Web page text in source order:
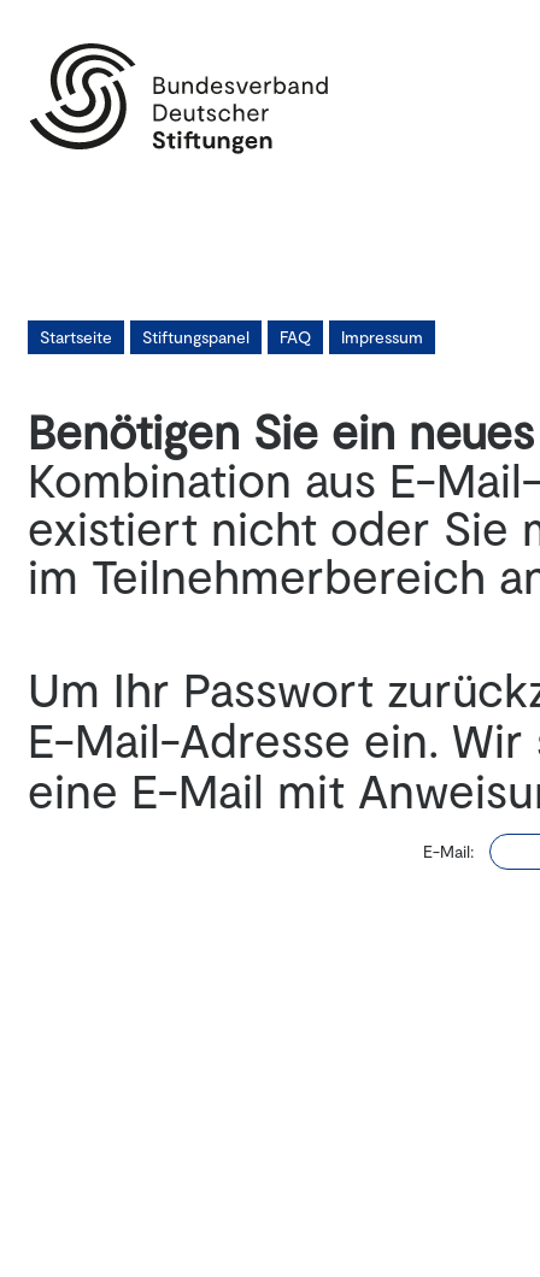
Startseite Stiftungspanel FAQ Impressum
Benötigen Sie ein
Kombination aus E-
existiert nicht oder Sie
im Teilnehmerbereich
Um Ihr Passwort
E-Mail-Adresse ein.
eine E-Mail mit
E-Mail: